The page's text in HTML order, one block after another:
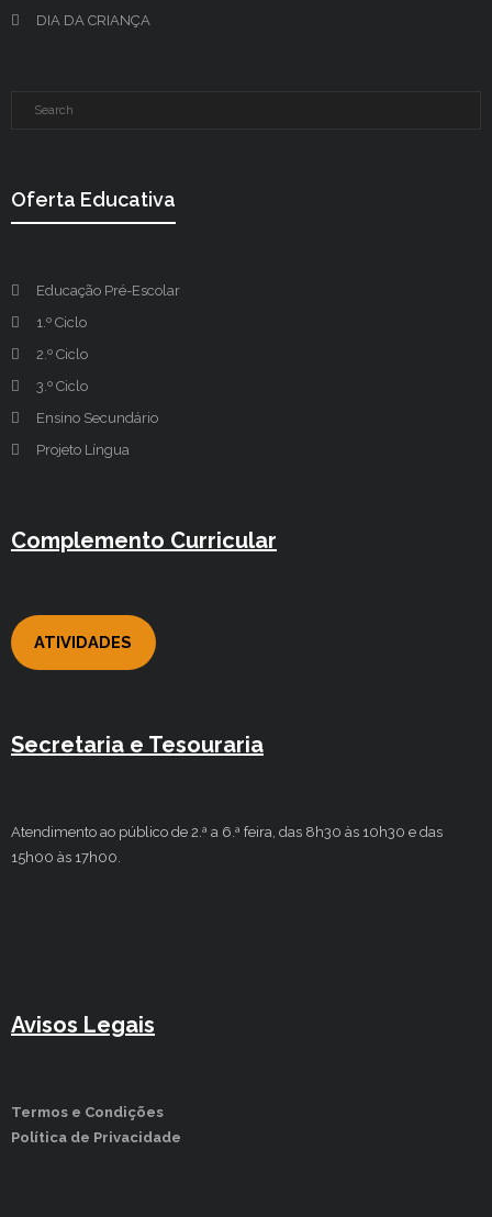
DIA DA CRIANÇA
Oferta Educativa
Educação Pré-Escolar
1.º Ciclo
2.º Ciclo
3.º Ciclo
Ensino Secundário
Projeto Língua
Complemento Curricular
ATIVIDADES
Secretaria e Tesouraria
Atendimento ao público de 2.ª a 6.ª feira, das 8h30 às 10h30 e das
15h00 às 17h00.
Avisos Legais
Termos e Condições
Política de Privacidade